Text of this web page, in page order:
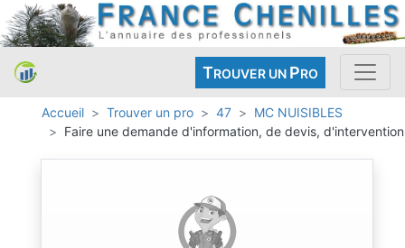
TROUVER UN PRO
Accueil Trouver un pro 47
MC NUISIBLES
Faire une demande d'information, de devis, d'intervention